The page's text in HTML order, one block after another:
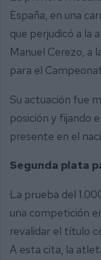
España, en una
que perjudicó a la
Manuel Cerezo, a
para el
Su actuación fue
posición y fijando
presente en el
Segunda plata
La prueba del
una competición
revalidar el título
A esta cita, la